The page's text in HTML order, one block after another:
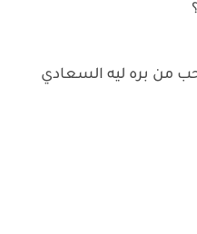
من بره ليه السعادي